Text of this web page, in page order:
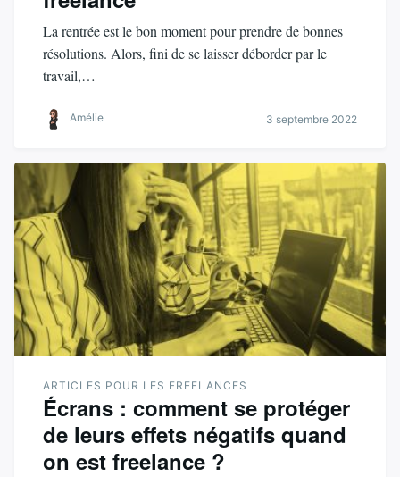
La rentrée est le bon moment pour prendre de bonnes
résolutions. Alors, fini de se laisser déborder par le
travail,…
Amélie 3 septembre 2022
ARTICLES POUR LES FREELANCES
Écrans : comment se protéger
de leurs effets négatifs quand
on est freelance ?